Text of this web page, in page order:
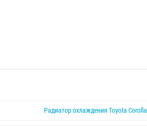
Радиатор охлаждения Toyota Corolla